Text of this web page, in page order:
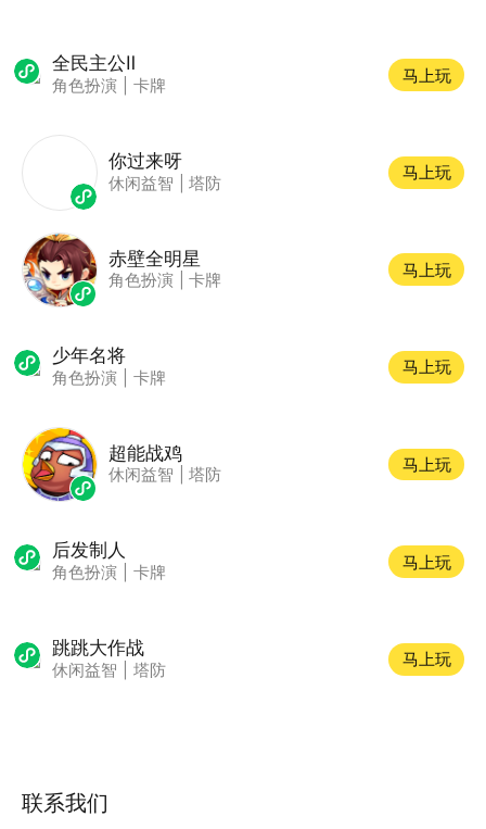
全民主公Ⅱ
角色扮演 卡牌
马上玩
你过来呀
休闲益智 塔防
马上玩
赤壁全明星
角色扮演 卡牌
马上玩
少年名将
角色扮演 卡牌
马上玩
超能战鸡
休闲益智 塔防
马上玩
后发制人
角色扮演 卡牌
马上玩
跳跳大作战
休闲益智 塔防
马上玩
联系我们